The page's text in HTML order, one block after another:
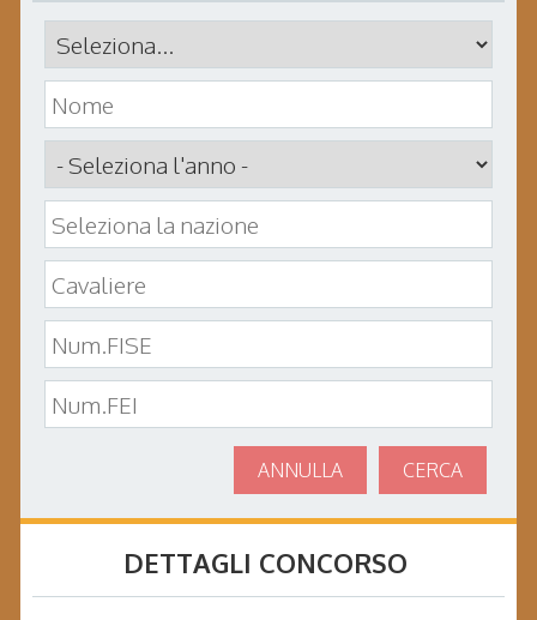
CERCA
ANNULLA
DETTAGLI CONCORSO